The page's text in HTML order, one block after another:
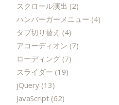
スクロール演出 (2)
ハンバーガーメニュー (4)
タブ切り替え (4)
アコーディオン (7)
ローディング(7)
スライダー (19)
jQuery(13)
JavaScript(62)